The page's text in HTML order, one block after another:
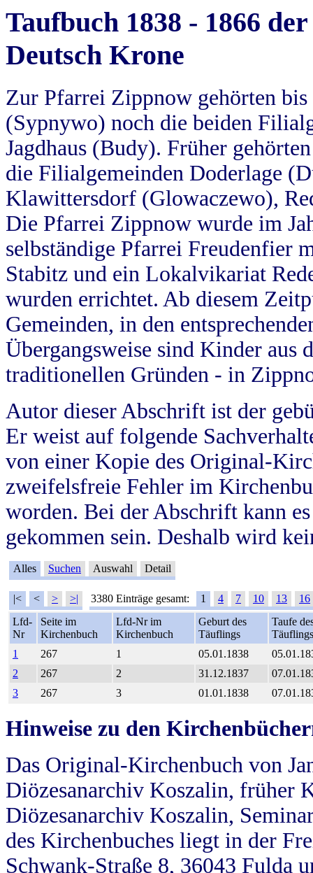
Taufbuch 1838 - 1866
Deutsch Krone
Zur Pfarrei Zippnow gehörten
(Sypnywo) noch die beiden
Jagdhaus (Budy). Früher
die Filialgemeinden Doderlage
Klawittersdorf (Glowaczewo),
Die Pfarrei Zippnow wurde im
selbständige Pfarrei Freudenfier
Stabitz und ein Lokalvikariat
wurden errichtet. Ab diesem
Gemeinden, in den
Übergangsweise sind Kinder aus
traditionellen Gründen - in
Autor dieser Abschrift ist der
Er weist auf folgende
von einer Kopie des Original-
zweifelsfreie Fehler im
worden. Bei der Abschrift kann
gekommen sein. Deshalb wird
Alles Suchen Auswahl Detail
|< < > >| 3380 Einträge gesamt: 1 4 7 10 13
16
Lfd-
Nr
Seite im
Kirchenbuch
Lfd-Nr im
Kirchenbuch
Geburt des
Täuflings
Taufe
Täuflings
1
267 1 05.01.1838
2
267 2 31.12.1837
3
267 3 01.01.1838
Hinweise zu den
Das Original-Kirchenbuch von
Diözesanarchiv Koszalin, früher
Diözesanarchiv Koszalin,
des Kirchenbuches liegt in der
Schwank-Straße 8, 36043 Fulda